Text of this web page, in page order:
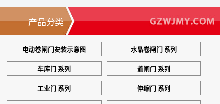
产品分类
电动卷闸门安装示意图 水晶卷闸门 系列
车库门 系列 道闸门 系列
工业门 系列 伸缩门 系列